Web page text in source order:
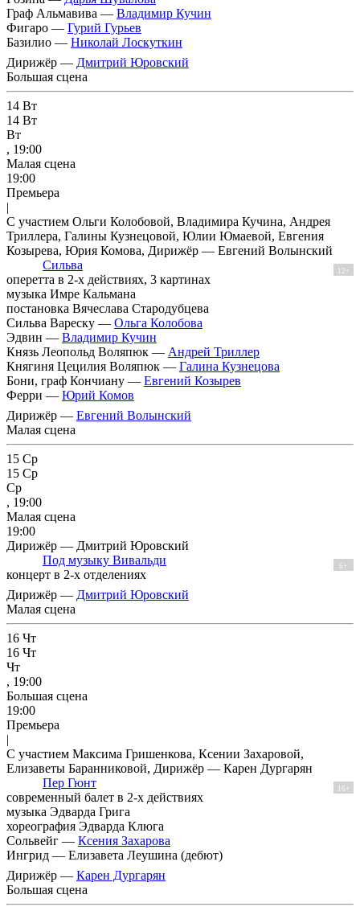
Граф Альмавива — Владимир Кучин
Фигаро — Гурий Гурьев
Базилио — Николай Лоскуткин
Дирижёр — Дмитрий Юровский
Большая сцена
14 Вт
14 Вт
Вт
, 19:00
Малая сцена
19:00
Премьера
|
С участием Ольги Колобовой, Владимира Кучина, Андрея
Триллера, Галины Кузнецовой, Юлии Юмаевой, Евгения
Козырева, Юрия Комова, Дирижёр — Евгений Волынский
Сильва
12+
оперетта в 2-х действиях, 3 картинах
музыка Имре Кальмана
постановка Вячеслава Стародубцева
Сильва Вареску — Ольга Колобова
Эдвин — Владимир Кучин
Князь Леопольд Воляпюк — Андрей Триллер
Княгиня Цецилия Воляпюк — Галина Кузнецова
Бони, граф Кончиану — Евгений Козырев
Ферри — Юрий Комов
Дирижёр — Евгений Волынский
Малая сцена
15 Ср
15 Ср
Ср
, 19:00
Малая сцена
19:00
Дирижёр — Дмитрий Юровский
Под музыку Вивальди
6+
концерт в 2-х отделениях
Дирижёр — Дмитрий Юровский
Малая сцена
16 Чт
16 Чт
Чт
, 19:00
Большая сцена
19:00
Премьера
|
С участием Максима Гришенкова, Ксении Захаровой,
Елизаветы Баранниковой, Дирижёр — Карен Дургарян
Пер Гюнт
16+
современный балет в 2-х действиях
музыка Эдварда Грига
хореография Эдварда Клюга
Сольвейг — Ксения Захарова
Ингрид — Елизавета Леушина (дебют)
Дирижёр — Карен Дургарян
Большая сцена